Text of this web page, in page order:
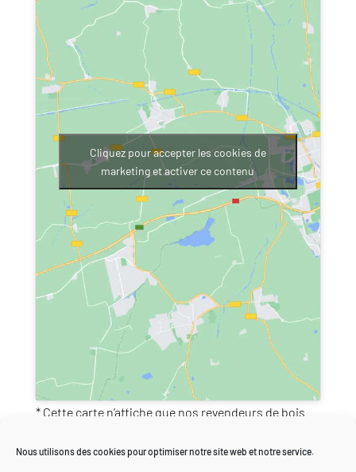
Nous utilisons des cookies pour optimiser notre site web et notre service.
Cliquez pour accepter les cookies de
marketing et activer ce contenu
* Cette carte n’affiche que nos revendeurs de bois
directement chez nous ou via l’E-shop